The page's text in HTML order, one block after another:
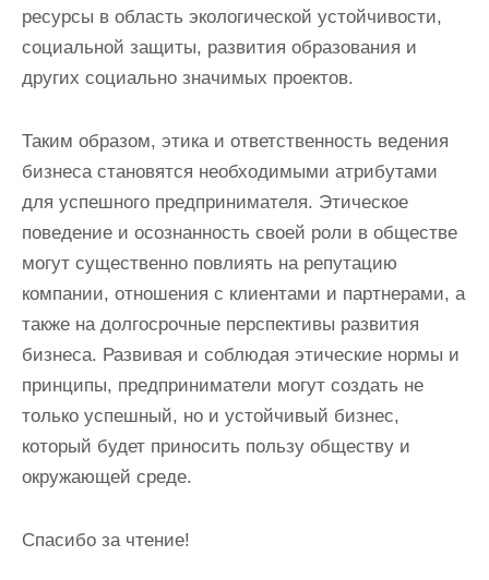
ресурсы в область экологической устойчивости,
социальной защиты, развития образования и
других социально значимых проектов.
Таким образом, этика и ответственность ведения
бизнеса становятся необходимыми атрибутами
для успешного предпринимателя. Этическое
поведение и осознанность своей роли в обществе
могут существенно повлиять на репутацию
компании, отношения с клиентами и партнерами, а
также на долгосрочные перспективы развития
бизнеса. Развивая и соблюдая этические нормы и
принципы, предприниматели могут создать не
только успешный, но и устойчивый бизнес,
который будет приносить пользу обществу и
окружающей среде.
Спасибо за чтение!